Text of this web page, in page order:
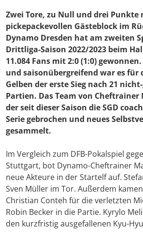
Zwei Tore, zu Null und drei Punkte
pickepackevollen Gästeblock im
Dynamo Dresden hat am zweiten
Drittliga-Saison 2022/2023 beim
11.084 Fans mit 2:0 (1:0)
und saisonübergreifend war es für
Gelben der erste Sieg nach 21
Partien. Das Team von Cheftrainer
der seit dieser Saison die SGD
Serie gebrochen und neues
gesammelt.
Im Vergleich zum DFB-Pokalspiel
Stuttgart, bot Dynamo-Cheftrainer
neue Akteure in der Startelf auf.
Sven Müller im Tor. Außerdem
Christian Conteh für die verletzten
Robin Becker in die Partie. Kyrylo
den kurzfristig ausgefallenen Kyu-